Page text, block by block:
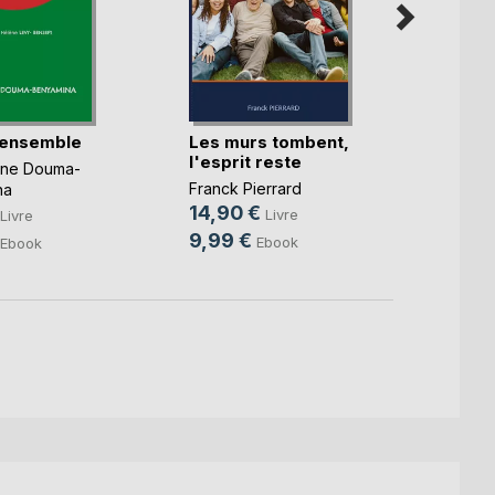
Douma-
Livre
Ebook
Les murs tombent,
l'esprit reste
Franck Pierrard
14,90 € Livre
9,99 € Ebook